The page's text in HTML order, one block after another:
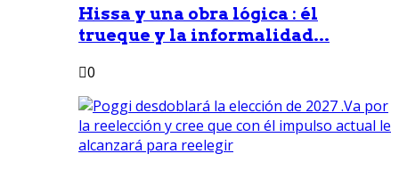
Hissa y una obra lógica : él
trueque y la informalidad...
0